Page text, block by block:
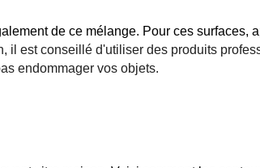
de ce mélange. Pour ces surfaces,
il est conseillé d'utiliser des produits
endommager vos objets.